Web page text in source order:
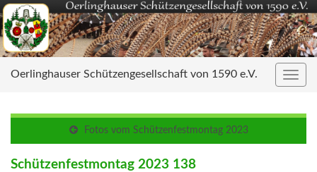
Oerlinghauser Schützengesellschaft von 1590 e.V.
Fotos vom Schützenfestmontag 2023
Schützenfestmontag 2023 138